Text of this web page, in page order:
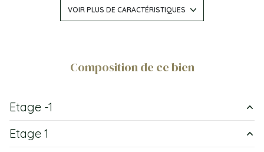
Chauffage individuel : chaudière (gaz de ville)
1 côté(s) mitoyen(s)
VOIR PLUS DE CARACTÉRISTIQUES
Composition de ce bien
Etage -1
parking
Etage 1